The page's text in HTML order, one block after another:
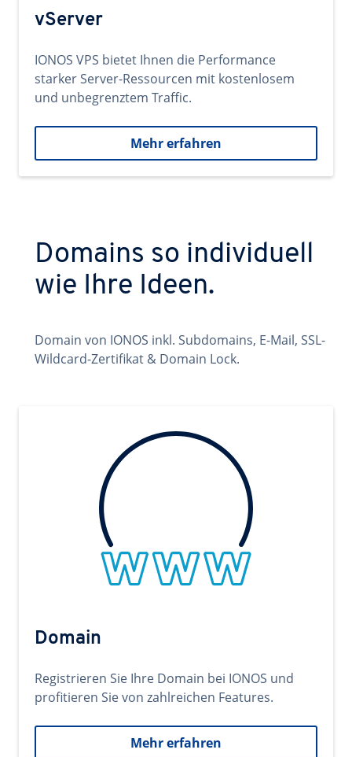
vServer
IONOS VPS bietet Ihnen die Performance
starker Server-Ressourcen mit kostenlosem
und unbegrenztem Traffic.
Mehr erfahren
Domains so individuell
wie Ihre Ideen.
Domain von IONOS inkl. Subdomains, E-Mail, SSL-
Wildcard-Zertifikat & Domain Lock.
Domain
Registrieren Sie Ihre Domain bei IONOS und
profitieren Sie von zahlreichen Features.
Mehr erfahren